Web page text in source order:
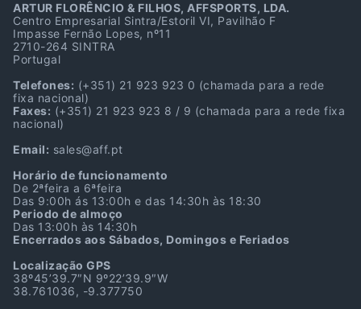
ARTUR FLORÊNCIO & FILHOS, AFFSPORTS, LDA.
Centro Empresarial Sintra/Estoril VI, Pavilhão F
Impasse Fernão Lopes, nº11
2710-264 SINTRA
Portugal
Telefones: (+351) 21 923 923 0 (chamada para a rede
fixa nacional)
Faxes: (+351) 21 923 923 8 / 9 (chamada para a rede fixa
nacional)
Email: sales@aff.pt
Horário de funcionamento
De 2ªfeira a 6ªfeira
Das 9:00h ás 13:00h e das 14:30h às 18:30
Periodo de almoço
Das 13:00h às 14:30h
Encerrados aos Sábados, Domingos e Feriados
Localização GPS
38º45’39.7″N 9º22’39.9″W
38.761036, -9.377750